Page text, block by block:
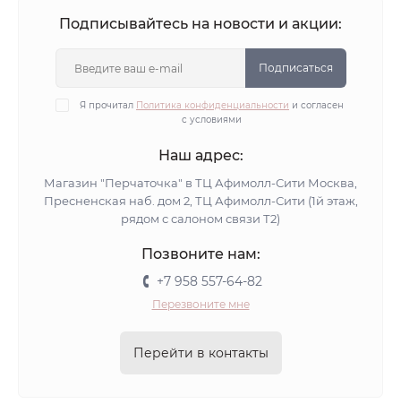
Подписывайтесь на новости и акции:
Подписаться
Я прочитал Политика конфиденциальности и согласен
с условиями
Наш адрес:
Магазин "Перчаточка" в ТЦ Афимолл-Сити Москва,
Пресненская наб. дом 2, ТЦ Афимолл-Сити (1й этаж,
рядом с салоном связи Т2)
Позвоните нам:
+7 958 557-64-82
Перезвоните мне
Перейти в контакты